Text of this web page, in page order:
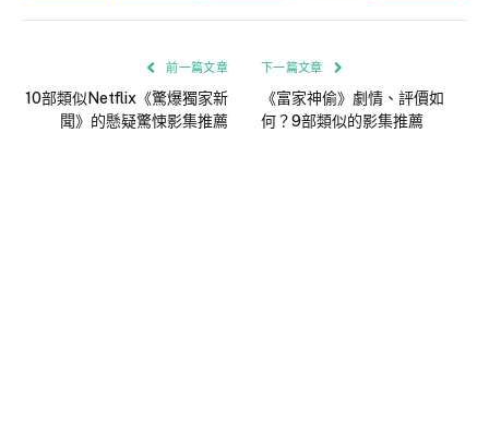
前一篇文章
10部類似Netflix《驚爆獨家新
聞》的懸疑驚悚影集推薦
下一篇文章
《富家神偷》劇情、評價如
何？9部類似的影集推薦